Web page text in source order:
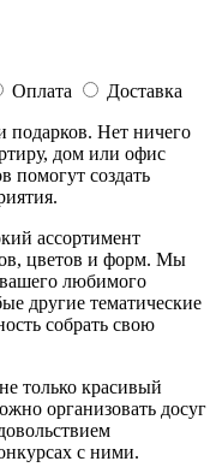
Оплата
Доставка
подарков. Нет ничего
дом или офис
помогут создать
ассортимент
цветов и форм. Мы
любимого
другие тематические
собрать свою
только красивый
организовать досуг
с ними.